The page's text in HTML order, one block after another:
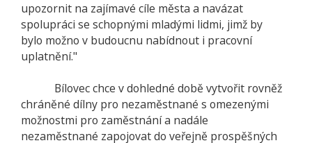
upozornit na zajímavé cíle města a navázat
spolupráci se schopnými mladými lidmi, jimž by
bylo možno v budoucnu nabídnout i pracovní
uplatnění."
Bílovec chce v dohledné době vytvořit rovněž
chráněné dílny pro nezaměstnané s omezenými
možnostmi pro zaměstnání a nadále
nezaměstnané zapojovat do veřejně prospěšných